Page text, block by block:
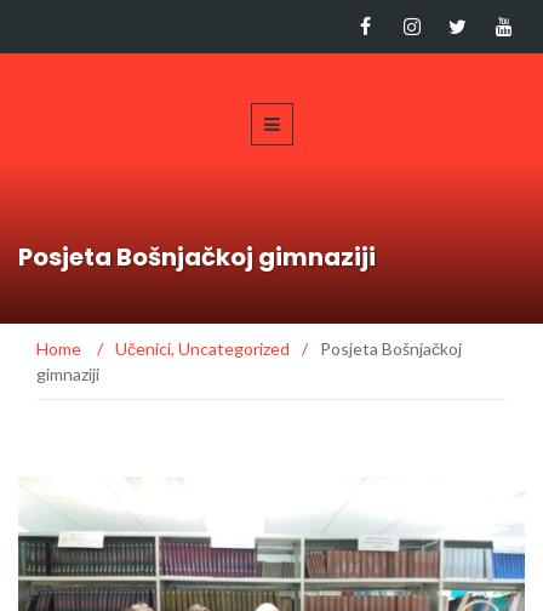
Posjeta Bošnjačkoj gimnaziji
Home / Učenici, Uncategorized /
Posjeta Bošnjačkoj
gimnaziji